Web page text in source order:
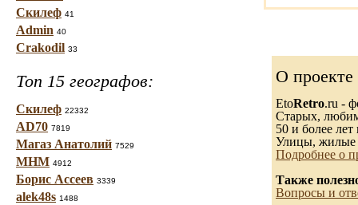
Скилеф 41
Admin 40
Crakodil 33
Топ 15 географов:
Скилеф 22332
AD70 7819
Магаз Анатолий 7529
МНМ 4912
Борис Ассеев 3339
alek48s 1488
О проекте
EtoRetro.ru -
Старых,
50 и более лет
Улицы, жилые
Подробнее о
Также
Вопросы и